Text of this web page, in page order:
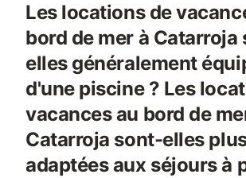
Les locations de
bord de mer à Catarroja
elles généralement
d'une piscine ? Les
vacances au bord de
Catarroja sont-elles
adaptées aux séjours à